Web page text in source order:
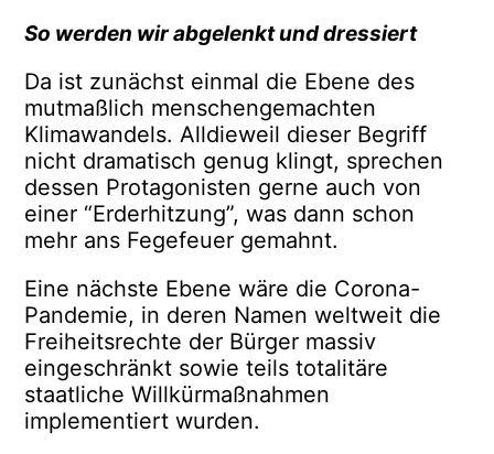
So werden wir abgelenkt und dressiert
Da ist zunächst einmal die Ebene des
mutmaßlich menschengemachten
Klimawandels. Alldieweil dieser Begriff
nicht dramatisch genug klingt, sprechen
dessen Protagonisten gerne auch von
einer “Erderhitzung”, was dann schon
mehr ans Fegefeuer gemahnt.
Eine nächste Ebene wäre die Corona-
Pandemie, in deren Namen weltweit die
Freiheitsrechte der Bürger massiv
eingeschränkt sowie teils totalitäre
staatliche Willkürmaßnahmen
implementiert wurden.